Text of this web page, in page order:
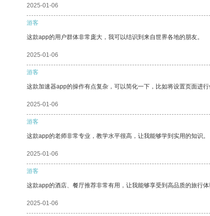
2025-01-06
游客
这款app的用户群体非常庞大，我可以结识到来自世界各地的朋友。
2025-01-06
游客
这款加速器app的操作有点复杂，可以简化一下，比如将设置页面进行
2025-01-06
游客
这款app的老师非常专业，教学水平很高，让我能够学到实用的知识。
2025-01-06
游客
这款app的酒店、餐厅推荐非常有用，让我能够享受到高品质的旅行体
2025-01-06